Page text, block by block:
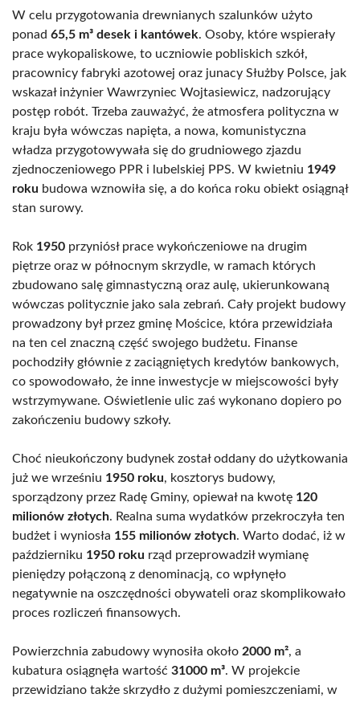
W celu przygotowania drewnianych szalunków użyto
ponad 65,5 m³ desek i kantówek. Osoby, które wspierały
prace wykopaliskowe, to uczniowie pobliskich szkół,
pracownicy fabryki azotowej oraz junacy Służby Polsce, jak
wskazał inżynier Wawrzyniec Wojtasiewicz, nadzorujący
postęp robót. Trzeba zauważyć, że atmosfera polityczna w
kraju była wówczas napięta, a nowa, komunistyczna
władza przygotowywała się do grudniowego zjazdu
zjednoczeniowego PPR i lubelskiej PPS. W kwietniu 1949
roku budowa wznowiła się, a do końca roku obiekt osiągnął
stan surowy.
Rok 1950 przyniósł prace wykończeniowe na drugim
piętrze oraz w północnym skrzydle, w ramach których
zbudowano salę gimnastyczną oraz aulę, ukierunkowaną
wówczas politycznie jako sala zebrań. Cały projekt budowy
prowadzony był przez gminę Mościce, która przewidziała
na ten cel znaczną część swojego budżetu. Finanse
pochodziły głównie z zaciągniętych kredytów bankowych,
co spowodowało, że inne inwestycje w miejscowości były
wstrzymywane. Oświetlenie ulic zaś wykonano dopiero po
zakończeniu budowy szkoły.
Choć nieukończony budynek został oddany do użytkowania
już we wrześniu 1950 roku, kosztorys budowy,
sporządzony przez Radę Gminy, opiewał na kwotę 120
milionów złotych. Realna suma wydatków przekroczyła ten
budżet i wyniosła 155 milionów złotych. Warto dodać, iż w
październiku 1950 roku rząd przeprowadził wymianę
pieniędzy połączoną z denominacją, co wpłynęło
negatywnie na oszczędności obywateli oraz skomplikowało
proces rozliczeń finansowych.
Powierzchnia zabudowy wynosiła około 2000 m², a
kubatura osiągnęła wartość 31000 m³. W projekcie
przewidziano także skrzydło z dużymi pomieszczeniami, w